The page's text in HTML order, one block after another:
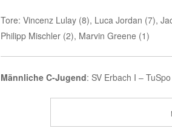
Tore: Vincenz Lulay (8), Luca Jordan (7),
Philipp Mischler (2), Marvin Greene (1)
Männliche C-Jugend: SV Erbach I –